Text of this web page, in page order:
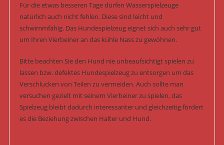
Für die etwas besseren Tage dürfen Wasserspielzeuge
natürlich auch nicht fehlen. Diese sind leicht und
schwimmfähig. Das Hundespielzeug eignet sich auch sehr gut
um Ihren Vierbeiner an das kühle Nass zu gewöhnen.
Bitte beachten Sie den Hund nie unbeaufsichtigt spielen zu
lassen bzw. defektes Hundespielzeug zu entsorgen um das
Verschlucken von Teilen zu vermeiden. Auch sollte man
versuchen gezielt mit seinem Vierbeiner zu spielen, das
Spielzeug bleibt dadurch interessanter und gleichzeitig fördert
es die Beziehung zwischen Halter und Hund.